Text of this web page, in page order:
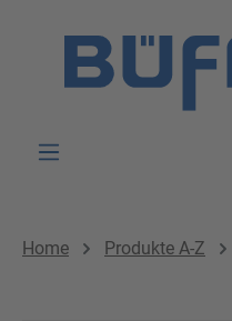
Home Produkte A-Z